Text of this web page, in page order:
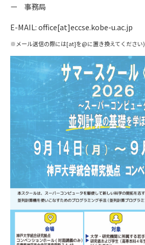
ー 事務局
E-MAIL: office[at]eccse.kobe-u.ac.jp
※メール送信の際には[at]を@に置き換えてください)